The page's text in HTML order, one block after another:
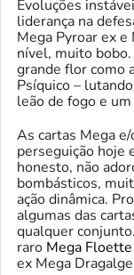
Evoluções
liderança na
Mega Pyroar ex
nível, muito
grande flor como
Psíquico –
leão de fogo e
As cartas Mega
perseguição hoje
honesto, não
bombásticos,
ação dinâmica.
algumas das
qualquer
raro Mega
ex Mega